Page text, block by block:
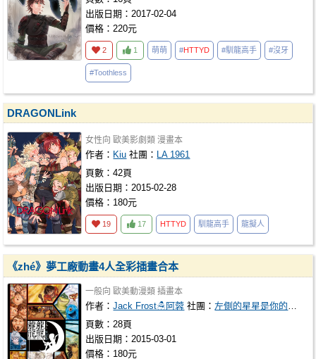
出版日期：2017-02-04
價格：220元
2 1 萌萌 #HTTYD #馴龍高手 #沒牙
#Toothless
DRAGONLink
女性向 歐美影劇類 漫畫本
作者： Kiu 社團： LA 1961
頁數：42頁
出版日期：2015-02-28
價格：180元
19 17 HTTYD 馴龍高手 龍擬人
《zhé》夢工廠動畫4人全彩插畫合本
一般向 歐美動漫類 插畫本
作者：Jack Frost☃阿蓉 社團：左側的星星是你的名字
頁數：28頁
出版日期：2015-03-01
價格：180元